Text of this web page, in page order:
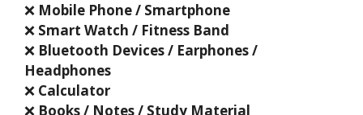
❌ Mobile Phone / Smartphone
❌ Smart Watch / Fitness Band
❌ Bluetooth Devices / Earphones /
Headphones
❌ Calculator
❌ Books / Notes / Study Material